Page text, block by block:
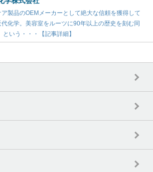
ア製品のOEMメーカーとして絶大な信頼を獲得して
代化学。美容室をルーツに90年以上の歴史を刻む同
いう・・・【記事詳細】